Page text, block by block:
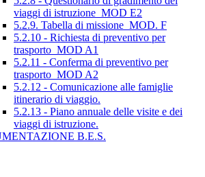
viaggi di istruzione_MOD E2
5.2.9. Tabella di missione_MOD. F
5.2.10 - Richiesta di preventivo per
trasporto_MOD A1
5.2.11 - Conferma di preventivo per
trasporto_MOD A2
5.2.12 - Comunicazione alle famiglie
itinerario di viaggio.
5.2.13 - Piano annuale delle visite e dei
viaggi di istruzione.
B.E.S.